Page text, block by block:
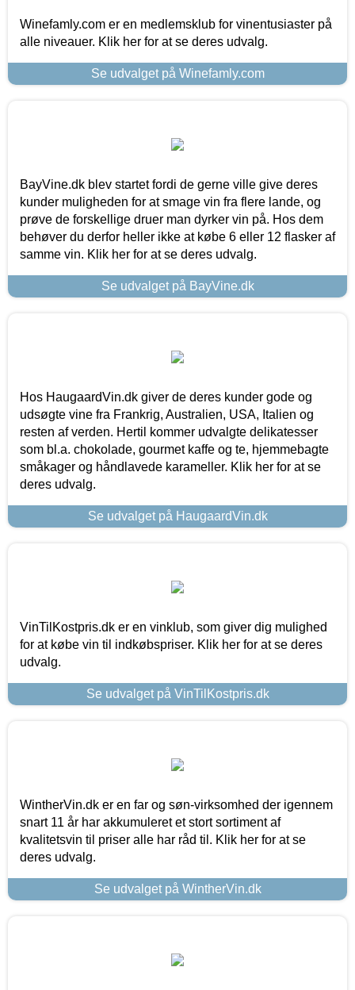
Winefamly.com er en medlemsklub for vinentusiaster på
alle niveauer. Klik her for at se deres udvalg.
Se udvalget på Winefamly.com
BayVine.dk blev startet fordi de gerne ville give deres
kunder muligheden for at smage vin fra flere lande, og
prøve de forskellige druer man dyrker vin på. Hos dem
behøver du derfor heller ikke at købe 6 eller 12 flasker af
samme vin. Klik her for at se deres udvalg.
Se udvalget på BayVine.dk
Hos HaugaardVin.dk giver de deres kunder gode og
udsøgte vine fra Frankrig, Australien, USA, Italien og
resten af verden. Hertil kommer udvalgte delikatesser
som bl.a. chokolade, gourmet kaffe og te, hjemmebagte
småkager og håndlavede karameller. Klik her for at se
deres udvalg.
Se udvalget på HaugaardVin.dk
VinTilKostpris.dk er en vinklub, som giver dig mulighed
for at købe vin til indkøbspriser. Klik her for at se deres
udvalg.
Se udvalget på VinTilKostpris.dk
WintherVin.dk er en far og søn-virksomhed der igennem
snart 11 år har akkumuleret et stort sortiment af
kvalitetsvin til priser alle har råd til. Klik her for at se
deres udvalg.
Se udvalget på WintherVin.dk